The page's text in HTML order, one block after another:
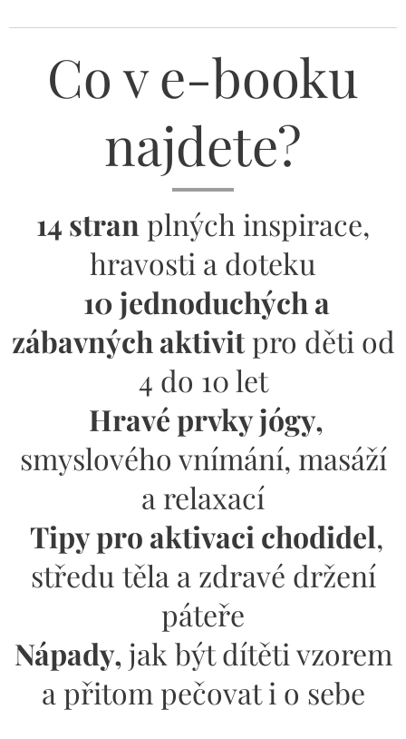
Co v e-booku
najdete?
14 stran plných inspirace,
hravosti a doteku
10 jednoduchých a
zábavných aktivitpro děti od
4 do 10 let
Hravé prvky jógy,
smyslového vnímání, masáží
a relaxací
Tipy pro aktivaci chodidel,
středu těla a zdravé držení
páteře
Nápady, jak být dítěti vzorem
a přitom pečovat i o sebe